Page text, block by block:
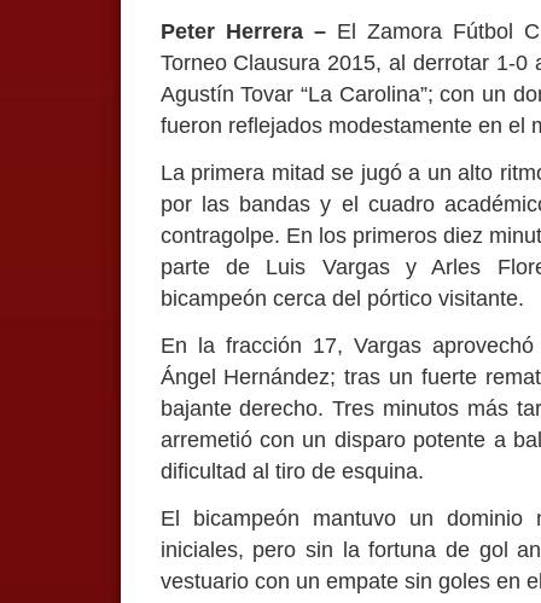
Peter Herrera –El Zamora Fútbol
Torneo Clausura 2015, al derrotar 1-
Agustín Tovar “La Carolina”; con un
fueron reflejados modestamente en el
La primera mitad se jugó a un alto
por las bandas y el cuadro
contragolpe. En los primeros diez
parte de Luis Vargas y Arles
bicampeón cerca del pórtico visitante.
En la fracción 17, Vargas
Ángel Hernández; tras un fuerte
bajante derecho. Tres minutos más
arremetió con un disparo potente a
dificultad al tiro de esquina.
El bicampeón mantuvo un dominio
iniciales, pero sin la fortuna de gol
vestuario con un empate sin goles en